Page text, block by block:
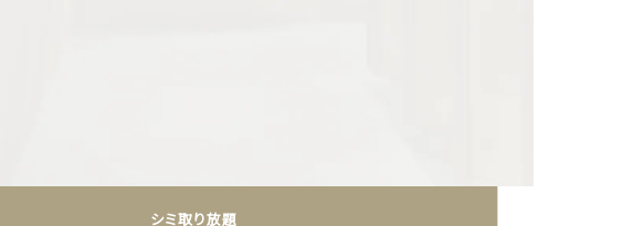
シミ取り放題